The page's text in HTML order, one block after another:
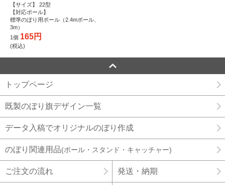
【サイズ】 22型
【対応ポール】
標準のぼり用ポール（2.4mポール、
3m）
1個 165円
(税込)
トップページ
既製のぼり旗デザイン一覧
データ入稿でオリジナルのぼり作成
のぼり関連用品(ポール・スタンド・キャッチャー)
ご注文の流れ 発送・納期